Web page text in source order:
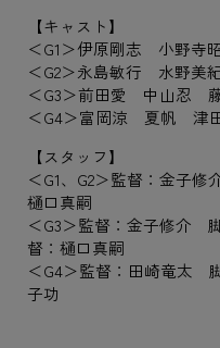
【キャスト】
＜G1＞伊原剛志 小野
＜G2＞永島敏行 水野
＜G3＞前田愛 中山忍
＜G4＞富岡涼 夏帆 津
【スタッフ】
＜G1、G2＞監督：金子
樋口真嗣
＜G3＞監督：金子修介
督：樋口真嗣
＜G4＞監督：田崎竜太
子功